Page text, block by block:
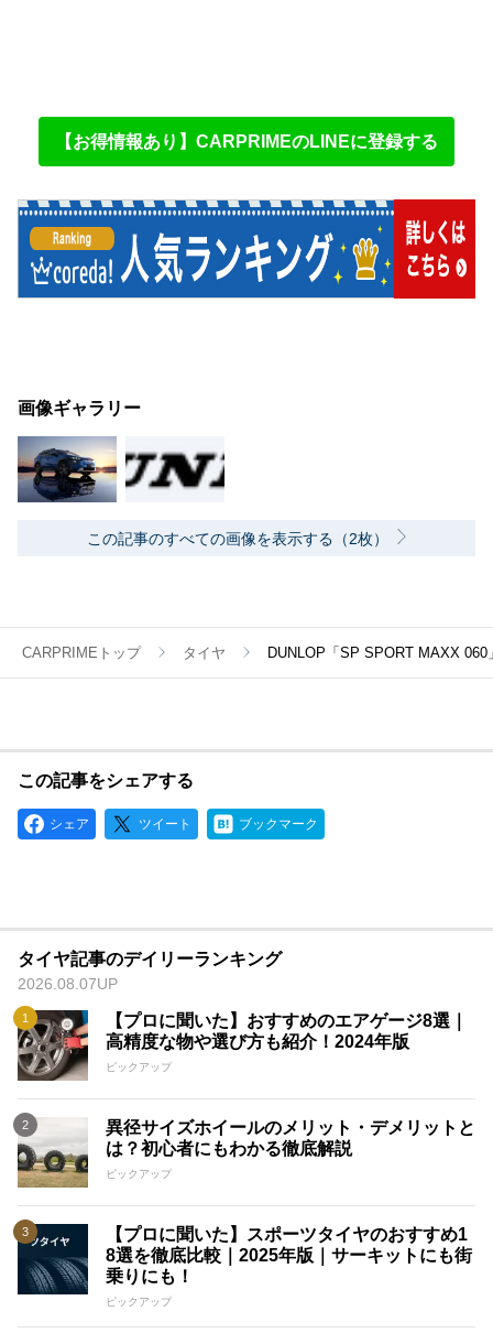
【お得情報あり】CARPRIMEのLINEに登録する
画像ギャラリー
この記事のすべての画像を表示する（2枚）
CARPRIMEトップ タイヤ DUNLOP「SP SPORT MAXX
この記事をシェアする
シェア ツイート ブックマーク
タイヤ記事のデイリーランキング
2026.08.07UP
【プロに聞いた】おすすめのエアゲージ8選｜
高精度な物や選び方も紹介！2024年版
ピックアップ
異径サイズホイールのメリット・デメリットと
は？初心者にもわかる徹底解説
ピックアップ
【プロに聞いた】スポーツタイヤのおすすめ1
8選を徹底比較｜2025年版｜サーキットにも街
乗りにも！
ピックアップ